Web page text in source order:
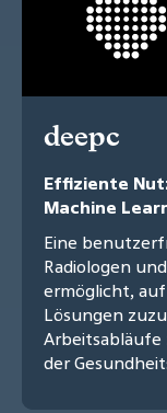
deepc
Effiziente
Machine
Eine
Radiologen
ermöglicht,
Lösungen
Arbeitsabläufe
der